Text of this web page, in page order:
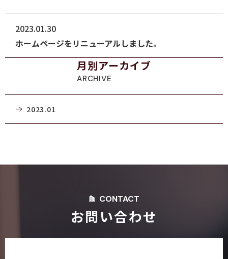
2023.01.30
ホームページをリニューアルしました。
月別アーカイブ
ARCHIVE
2023.01
お問い合わせ
CONTACT